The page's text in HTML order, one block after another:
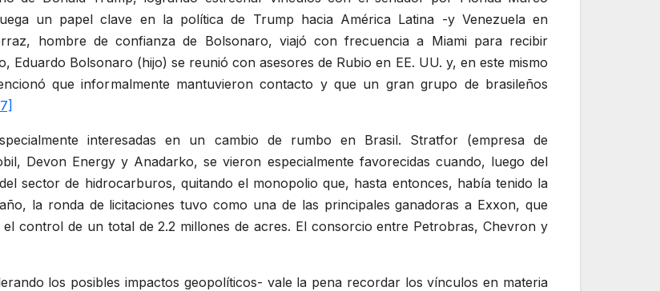
un papel clave en la política de Trump hacia América Latina -y Venezuela en
hombre de confianza de Bolsonaro, viajó con frecuencia a Miami para recibir
Eduardo Bolsonaro (hijo) se reunió con asesores de Rubio en EE. UU. y, en este mismo
que informalmente mantuvieron contacto y que un gran grupo de brasileños
interesadas en un cambio de rumbo en Brasil. Stratfor (empresa de
Devon Energy y Anadarko, se vieron especialmente favorecidas cuando, luego del
sector de hidrocarburos, quitando el monopolio que, hasta entonces, había tenido la
la ronda de licitaciones tuvo como una de las principales ganadoras a Exxon, que
control de un total de 2.2 millones de acres. El consorcio entre Petrobras, Chevron y
los posibles impactos geopolíticos- vale la pena recordar los vínculos en materia